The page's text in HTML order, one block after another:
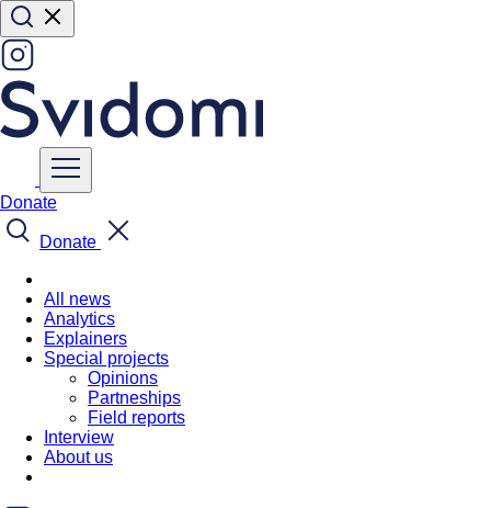
Donate
Donate
All news
Analytics
Explainers
Special projects
Opinions
Partneships
Field reports
Interview
About us